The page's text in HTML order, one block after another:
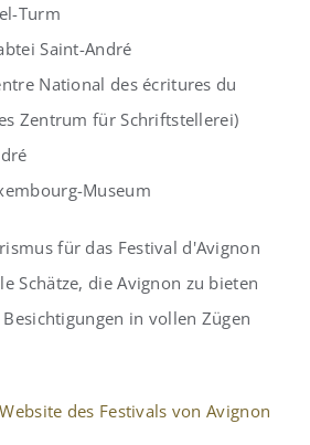
Turm
Saint-André
National des écritures du
Zentrum für Schriftstellerei)
Museum
für das Festival d'Avignon
Schätze, die Avignon zu bieten
in vollen Zügen
des Festivals von Avignon